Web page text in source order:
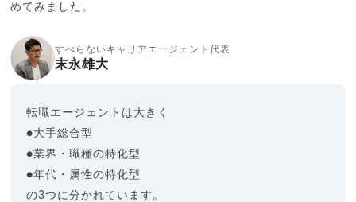
めてみました。
すべらないキャリアエージェント代表
末永雄大
転職エージェントは大きく
●大手総合型
●業界・職種の特化型
●年代・属性の特化型
の3つに分かれています。